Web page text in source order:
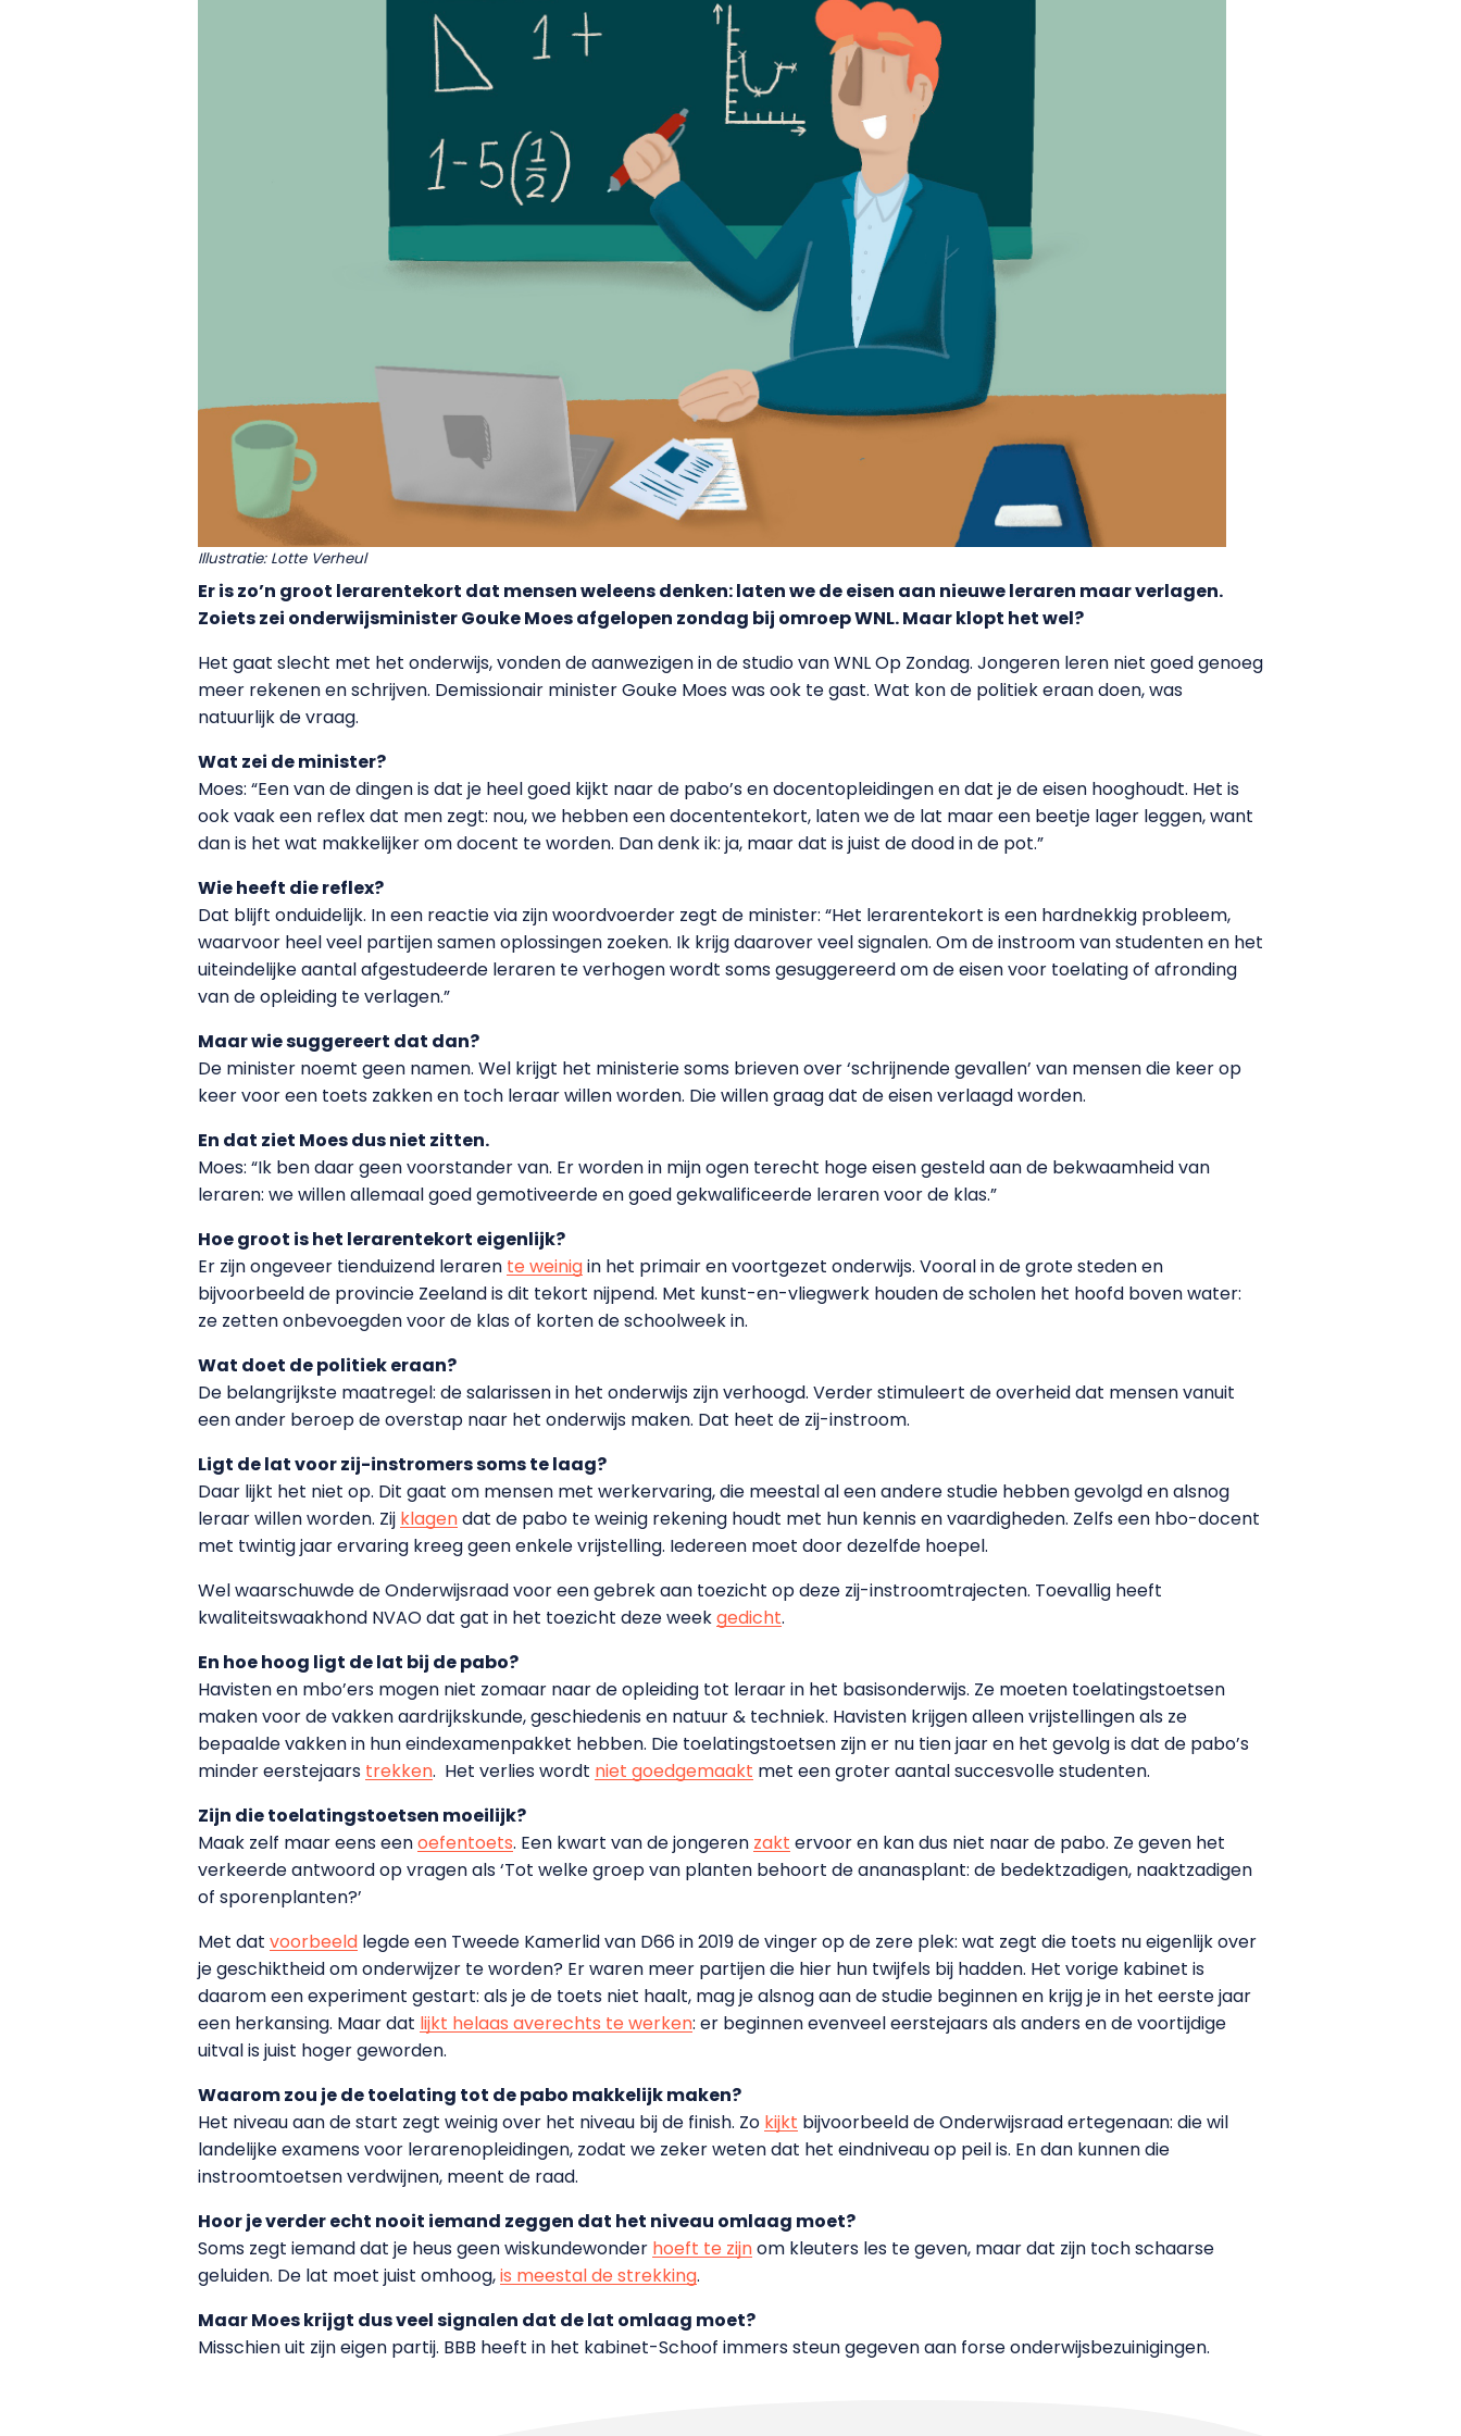
Illustratie: Lotte Verheul
Er is zo’n groot lerarentekort dat mensen weleens denken: laten we de eisen aan nieuwe leraren maar verlagen.
Zoiets zei onderwijsminister Gouke Moes afgelopen zondag bij omroep WNL. Maar klopt het wel?
Het gaat slecht met het onderwijs, vonden de aanwezigen in de studio van WNL Op Zondag. Jongeren leren niet goed genoeg
meer rekenen en schrijven. Demissionair minister Gouke Moes was ook te gast. Wat kon de politiek eraan doen, was
natuurlijk de vraag.
Wat zei de minister?
Moes: “Een van de dingen is dat je heel goed kijkt naar de pabo’s en docentopleidingen en dat je de eisen hooghoudt. Het is
ook vaak een reflex dat men zegt: nou, we hebben een docententekort, laten we de lat maar een beetje lager leggen, want
dan is het wat makkelijker om docent te worden. Dan denk ik: ja, maar dat is juist de dood in de pot.”
Wie heeft die reflex?
Dat blijft onduidelijk. In een reactie via zijn woordvoerder zegt de minister: “Het lerarentekort is een hardnekkig probleem,
waarvoor heel veel partijen samen oplossingen zoeken. Ik krijg daarover veel signalen. Om de instroom van studenten en het
uiteindelijke aantal afgestudeerde leraren te verhogen wordt soms gesuggereerd om de eisen voor toelating of afronding
van de opleiding te verlagen.”
Maar wie suggereert dat dan?
De minister noemt geen namen. Wel krijgt het ministerie soms brieven over ‘schrijnende gevallen’ van mensen die keer op
keer voor een toets zakken en toch leraar willen worden. Die willen graag dat de eisen verlaagd worden.
En dat ziet Moes dus niet zitten.
Moes: “Ik ben daar geen voorstander van. Er worden in mijn ogen terecht hoge eisen gesteld aan de bekwaamheid van
leraren: we willen allemaal goed gemotiveerde en goed gekwalificeerde leraren voor de klas.”
Hoe groot is het lerarentekort eigenlijk?
Er zijn ongeveer tienduizend leraren te weinigin het primair en voortgezet onderwijs. Vooral in de grote steden en
bijvoorbeeld de provincie Zeeland is dit tekort nijpend. Met kunst-en-vliegwerk houden de scholen het hoofd boven water:
ze zetten onbevoegden voor de klas of korten de schoolweek in.
Wat doet de politiek eraan?
De belangrijkste maatregel: de salarissen in het onderwijs zijn verhoogd. Verder stimuleert de overheid dat mensen vanuit
een ander beroep de overstap naar het onderwijs maken. Dat heet de zij-instroom.
Ligt de lat voor zij-instromers soms te laag?
Daar lijkt het niet op. Dit gaat om mensen met werkervaring, die meestal al een andere studie hebben gevolgd en alsnog
leraar willen worden. Zij klagendat de pabo te weinig rekening houdt met hun kennis en vaardigheden. Zelfs een hbo-docent
met twintig jaar ervaring kreeg geen enkele vrijstelling. Iedereen moet door dezelfde hoepel.
Wel waarschuwde de Onderwijsraad voor een gebrek aan toezicht op deze zij-instroomtrajecten. Toevallig heeft
kwaliteitswaakhond NVAO dat gat in het toezicht deze weekgedicht.
En hoe hoog ligt de lat bij de pabo?
Havisten en mbo’ers mogen niet zomaar naar de opleiding tot leraar in het basisonderwijs. Ze moeten toelatingstoetsen
maken voor de vakken aardrijkskunde, geschiedenis en natuur & techniek. Havisten krijgen alleen vrijstellingen als ze
bepaalde vakken in hun eindexamenpakket hebben. Die toelatingstoetsen zijn er nu tien jaar en het gevolg is dat de pabo’s
minder eerstejaars trekken. Het verlies wordt niet goedgemaakt met een groter aantal succesvolle studenten.
Zijn die toelatingstoetsen moeilijk?
Maak zelf maar eens eenoefentoets. Een kwart van de jongeren zakt ervoor en kan dus niet naar de pabo. Ze geven het
verkeerde antwoord op vragen als ‘Tot welke groep van planten behoort de ananasplant: de bedektzadigen, naaktzadigen
of sporenplanten?’
Met dat voorbeeld legde een Tweede Kamerlid van D66 in 2019 de vinger op de zere plek: wat zegt die toets nu eigenlijk over
je geschiktheid om onderwijzer te worden? Er waren meer partijen die hier hun twijfels bij hadden. Het vorige kabinet is
daarom een experiment gestart: als je de toets niet haalt, mag je alsnog aan de studie beginnen en krijg je in het eerste jaar
een herkansing. Maar dat lijkt helaas averechts te werken: er beginnen evenveel eerstejaars als anders en de voortijdige
uitval is juist hoger geworden.
Waarom zou je de toelating tot de pabo makkelijk maken?
Het niveau aan de start zegt weinig over het niveau bij de finish. Zo kijkt bijvoorbeeld de Onderwijsraad ertegenaan: die wil
landelijke examens voor lerarenopleidingen, zodat we zeker weten dat het eindniveau op peil is. En dan kunnen die
instroomtoetsen verdwijnen, meent de raad.
Hoor je verder echt nooit iemand zeggen dat het niveau omlaag moet?
Soms zegt iemand dat je heus geen wiskundewonder hoeft te zijnom kleuters les te geven, maar dat zijn toch schaarse
geluiden. De lat moet juist omhoog,is meestal de strekking.
Maar Moes krijgt dus veel signalen dat de lat omlaag moet?
Misschien uit zijn eigen partij. BBB heeft in het kabinet-Schoof immers steun gegeven aan forse onderwijsbezuinigingen.